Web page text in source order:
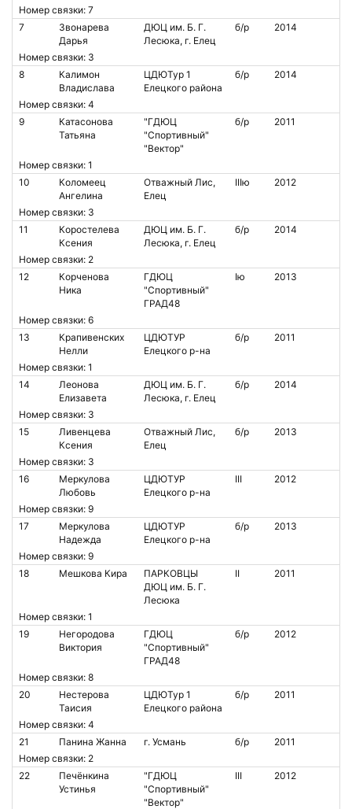
Номер связки: 7
7
Звонарева
Дарья
ДЮЦ им. Б. Г.
Лесюка, г. Елец
б/р 2014
Номер связки: 3
8
Калимон
Владислава
ЦДЮТур 1
Елецкого района
б/р 2014
Номер связки: 4
9
Катасонова
Татьяна
"ГДЮЦ
"Спортивный"
"Вектор"
б/р 2011
Номер связки: 1
10
Коломеец
Ангелина
Отважный Лис,
Елец
IIIю 2012
Номер связки: 3
11
Коростелева
Ксения
ДЮЦ им. Б. Г.
Лесюка, г. Елец
б/р 2014
Номер связки: 2
12
Корченова
Ника
ГДЮЦ
"Спортивный"
ГРАД48
Iю 2013
Номер связки: 6
13
Крапивенских
Нелли
ЦДЮТУР
Елецкого р-на
б/р 2011
Номер связки: 1
14
Леонова
Елизавета
ДЮЦ им. Б. Г.
Лесюка, г. Елец
б/р 2014
Номер связки: 3
15
Ливенцева
Ксения
Отважный Лис,
Елец
б/р 2013
Номер связки: 3
16
Меркулова
Любовь
ЦДЮТУР
Елецкого р-на
III 2012
Номер связки: 9
17
Меркулова
Надежда
ЦДЮТУР
Елецкого р-на
б/р 2013
Номер связки: 9
18
Мешкова Кира
ПАРКОВЦЫ
ДЮЦ им. Б. Г.
Лесюка
II 2011
Номер связки: 1
19
Негородова
Виктория
ГДЮЦ
"Спортивный"
ГРАД48
б/р 2012
Номер связки: 8
20
Нестерова
Таисия
ЦДЮТур 1
Елецкого района
б/р 2011
Номер связки: 4
21
Панина Жанна г. Усмань б/р
2011
Номер связки: 2
22
Печёнкина
Устинья
"ГДЮЦ
"Спортивный"
"Вектор"
III 2012